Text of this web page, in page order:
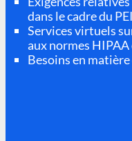
dans le cadre du PEI
Services virtuels
aux normes HIPAA
Besoins en